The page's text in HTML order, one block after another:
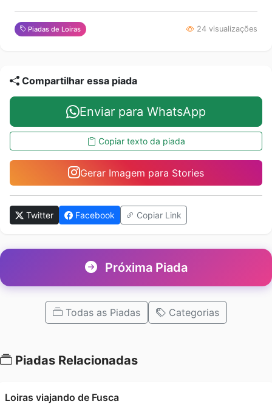
Piadas de Loiras 24 visualizações
Compartilhar essa piada
Enviar para WhatsApp
Copiar texto da piada
Gerar Imagem para Stories
Twitter Facebook Copiar Link
Próxima Piada
Todas as Piadas Categorias
Piadas Relacionadas
Loiras viajando de Fusca